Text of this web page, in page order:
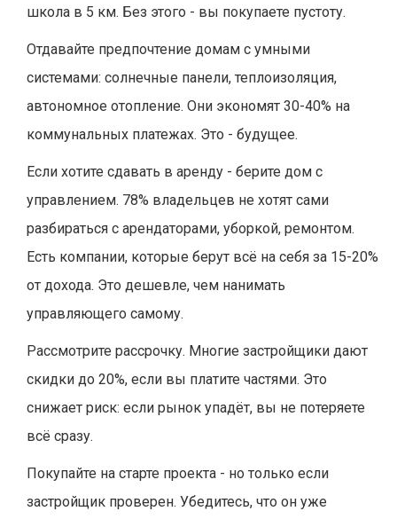
школа в 5 км. Без этого - вы покупаете пустоту.
Отдавайте предпочтение домам с умными
системами: солнечные панели, теплоизоляция,
автономное отопление. Они экономят 30-40% на
коммунальных платежах. Это - будущее.
Если хотите сдавать в аренду - берите дом с
управлением. 78% владельцев не хотят сами
разбираться с арендаторами, уборкой, ремонтом.
Есть компании, которые берут всё на себя за 15-20%
от дохода. Это дешевле, чем нанимать
управляющего самому.
Рассмотрите рассрочку. Многие застройщики дают
скидки до 20%, если вы платите частями. Это
снижает риск: если рынок упадёт, вы не потеряете
всё сразу.
Покупайте на старте проекта - но только если
застройщик проверен. Убедитесь, что он уже